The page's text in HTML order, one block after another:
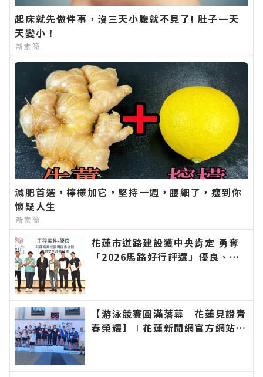
起床就先做件事，沒三天小腹就不見了! 肚子一天
天變小！
新素簡
減肥首選，檸檬加它，堅持一週，腰細了，瘦到你
懷疑人生
新素簡
花蓮市道路建設獲中央肯定 勇奪
「2026馬路好行評選」優良、佳
新的在地資訊！
【游泳競賽圓滿落幕 花蓮見證青
春榮耀】∣花蓮新聞網官方網站各